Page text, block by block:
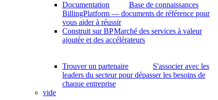
Documentation
Base de connaissances
BillingPlatform — documents de référence pour
vous aider à réussir
Construit sur BPMarché des services à valeur
ajoutée et des accélérateurs
Trouver un partenaire
S'associer avec les
leaders du secteur pour dépasser les besoins de
chaque entreprise
vide